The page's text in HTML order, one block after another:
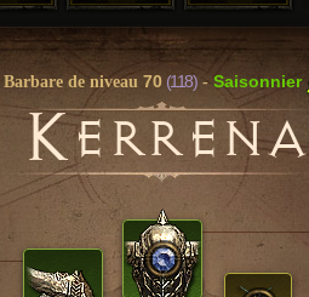
Barbare de niveau 70 (118) - Saisonnier
KERRENA